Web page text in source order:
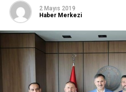
2 Mayıs 2019
Haber Merkezi